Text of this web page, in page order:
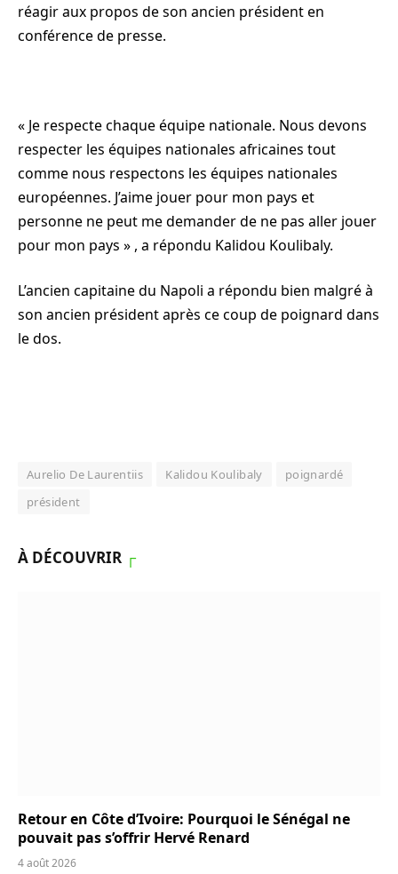
réagir aux propos de son ancien président en
conférence de presse.
« Je respecte chaque équipe nationale. Nous devons
respecter les équipes nationales africaines tout
comme nous respectons les équipes nationales
européennes. J’aime jouer pour mon pays et
personne ne peut me demander de ne pas aller jouer
pour mon pays » , a répondu Kalidou Koulibaly.
L’ancien capitaine du Napoli a répondu bien malgré à
son ancien président après ce coup de poignard dans
le dos.
Aurelio De Laurentiis Kalidou Koulibaly
poignardé
président
À DÉCOUVRIR ┌
Retour en Côte d’Ivoire: Pourquoi le Sénégal ne
pouvait pas s’offrir Hervé Renard
4 août 2026